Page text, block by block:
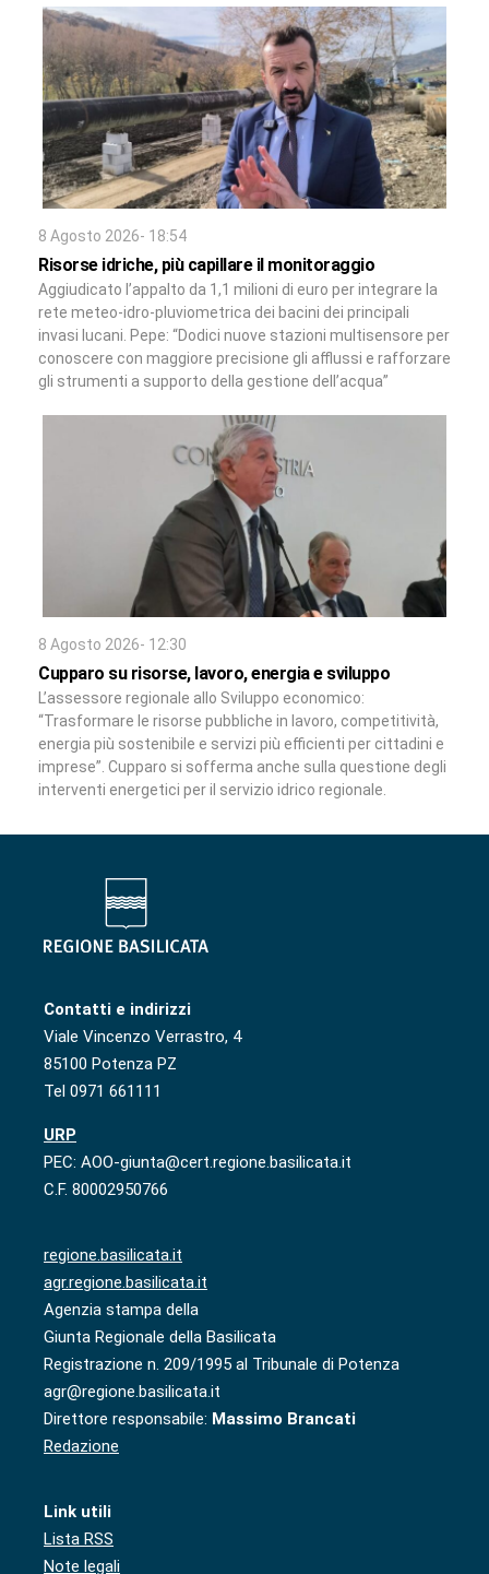
8 Agosto 2026- 18:54
Risorse idriche, più capillare il monitoraggio
Aggiudicato l’appalto da 1,1 milioni di euro per integrare la
rete meteo-idro-pluviometrica dei bacini dei principali
invasi lucani. Pepe: “Dodici nuove stazioni multisensore per
conoscere con maggiore precisione gli afflussi e rafforzare
gli strumenti a supporto della gestione dell’acqua”
8 Agosto 2026- 12:30
Cupparo su risorse, lavoro, energia e sviluppo
L’assessore regionale allo Sviluppo economico:
“Trasformare le risorse pubbliche in lavoro, competitività,
energia più sostenibile e servizi più efficienti per cittadini e
imprese”. Cupparo si sofferma anche sulla questione degli
interventi energetici per il servizio idrico regionale.
Contatti e indirizzi
Viale Vincenzo Verrastro, 4
85100 Potenza PZ
Tel 0971 661111
URP
PEC: AOO-giunta@cert.regione.basilicata.it
C.F. 80002950766
regione.basilicata.it
agr.regione.basilicata.it
Agenzia stampa della
Giunta Regionale della Basilicata
Registrazione n. 209/1995 al Tribunale di Potenza
agr@regione.basilicata.it
Direttore responsabile: Massimo Brancati
Redazione
Link utili
Lista RSS
Note legali